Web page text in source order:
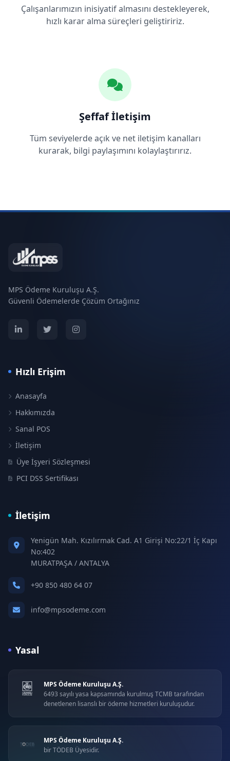
Çalışanlarımızın inisiyatif almasını destekleyerek,
hızlı karar alma süreçleri geliştiririz.
Şeffaf İletişim
Tüm seviyelerde açık ve net iletişim kanalları
kurarak, bilgi paylaşımını kolaylaştırırız.
MPS Ödeme Kuruluşu A.Ş.
Güvenli Ödemelerde Çözüm Ortağınız
Hızlı Erişim
Anasayfa
Hakkımızda
Sanal POS
İletişim
Üye İşyeri Sözleşmesi
PCI DSS Sertifikası
İletişim
Yenigün Mah. Kızılırmak Cad. A1 Girişi No:22/1 İç Kapı
No:402
MURATPAŞA / ANTALYA
+90 850 480 64 07
info@mpsodeme.com
Yasal
MPS Ödeme Kuruluşu A.Ş.
6493 sayılı yasa kapsamında kurulmuş TCMB tarafından
denetlenen lisanslı bir ödeme hizmetleri kuruluşudur.
MPS Ödeme Kuruluşu A.Ş.
bir TÖDEB Üyesidir.